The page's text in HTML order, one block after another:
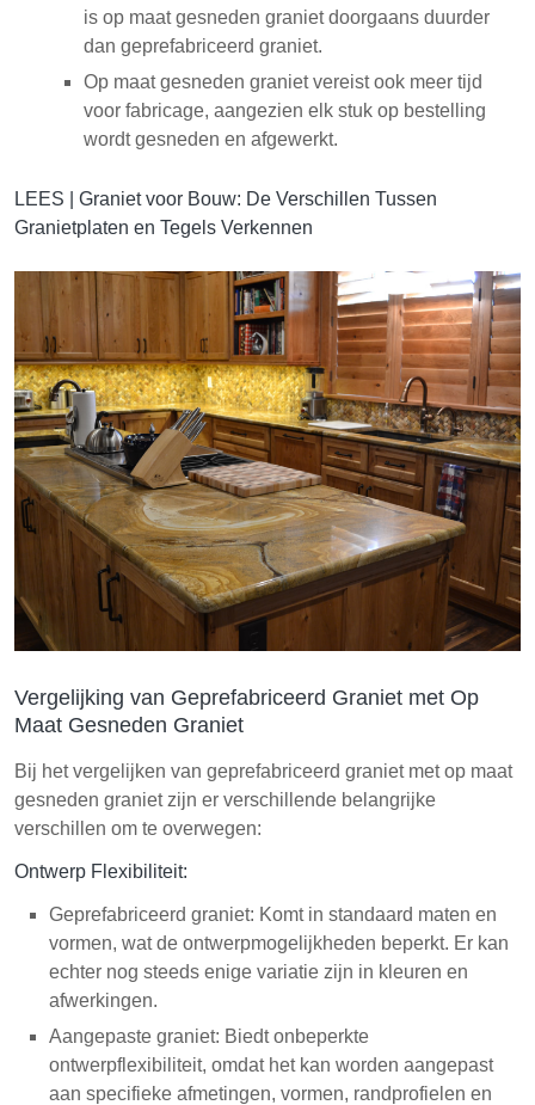
is op maat gesneden graniet doorgaans duurder
dan geprefabriceerd graniet.
Op maat gesneden graniet vereist ook meer tijd
voor fabricage, aangezien elk stuk op bestelling
wordt gesneden en afgewerkt.
LEES | Graniet voor Bouw: De Verschillen Tussen
Granietplaten en Tegels Verkennen
Vergelijking van Geprefabriceerd Graniet met Op
Maat Gesneden Graniet
Bij het vergelijken van geprefabriceerd graniet met op maat
gesneden graniet zijn er verschillende belangrijke
verschillen om te overwegen:
Ontwerp Flexibiliteit:
Geprefabriceerd graniet: Komt in standaard maten en
vormen, wat de ontwerpmogelijkheden beperkt. Er kan
echter nog steeds enige variatie zijn in kleuren en
afwerkingen.
Aangepaste graniet: Biedt onbeperkte
ontwerpflexibiliteit, omdat het kan worden aangepast
aan specifieke afmetingen, vormen, randprofielen en